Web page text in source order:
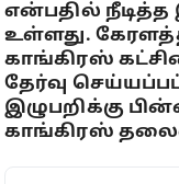
என்பதில் நீடித்த
உள்ளது.
காங்கிரஸ்
தேர்வு
இழுபறிக்கு
காங்கிரஸ்